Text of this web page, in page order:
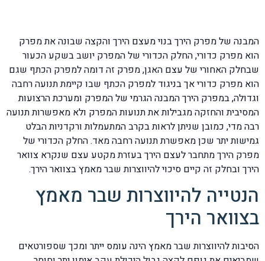
המבנה של מפרק הירך בנוי מעצם הירך והקצה שבונה את מפרק
הוא מפרק כדורי, החלק הכדורי של המפרק יושב בשקע הכעור
שבחלק האחורי של עצם האגן, מפרק זה דומה למפרק הכתף שגם
הוא מפרק כדורי אך בניגוד למפרק הכתף שבו קיימת תנועה רחבה
וגדולה, במפרק הירך המבנה הגרמי של המפרק ומערכת הרצועות
המסיבית והחזקה מגבילות את תנועות המפרק ולא מאפשרות תנועה
רבה מדי, כמובן שניתן לראות בקרב המתעמלות ורקדניות הבלט
גמישות יתר שכן מאפשרת תנועה רחבה מאד. החלק הכדורי של
מפרק הירך מתחבר לעצם הירך בעזרת מקטע עצם שנקרא צוואר
הירך ובחלק זה קיים סיכוי להיווצרות שבר מאמץ בצוואר הירך.
הנטייה להיווצרות שבר מאמץ
בצוואר הירך
הסיבות להיווצרות שבר מאמץ הינה עומס ייתר ומכך שספורטאים